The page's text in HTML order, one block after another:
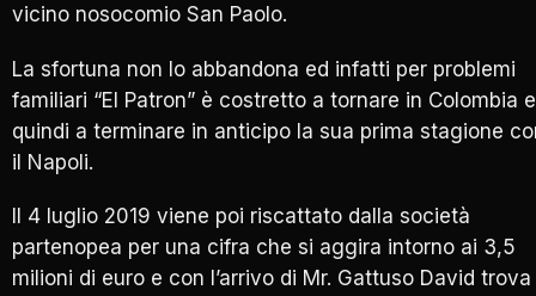
vicino nosocomio San Paolo.
La sfortuna non lo abbandona ed infatti per problemi
familiari “El Patron” è costretto a tornare in Colombia e
quindi a terminare in anticipo la sua prima stagione
il Napoli.
Il 4 luglio 2019 viene poi riscattato dalla società
partenopea per una cifra che si aggira intorno ai 3,5
milioni di euro e con l’arrivo di Mr. Gattuso David trova